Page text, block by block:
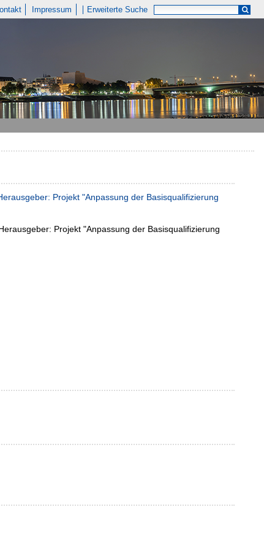
Impressum Erweiterte Suche
Projekt "Anpassung der Basisqualifizierung
Projekt "Anpassung der Basisqualifizierung